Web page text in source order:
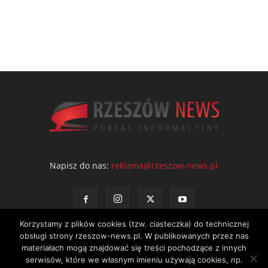
Napisz do nas: reklama@rzeszow-news.pl
Kontakt Polityka prywatności Regulamin portalu
Korzystamy z plików cookies (tzw. ciasteczka) do technicznej
obsługi strony rzeszow-news.pl. W publikowanych przez nas
materiałach mogą znajdować się treści pochodzące z innych
serwisów, które we własnym imieniu używają cookies, np.